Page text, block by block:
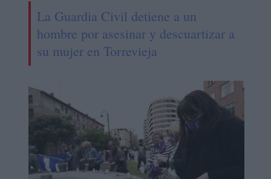
La Guardia Civil detiene a un
hombre por asesinar y descuartizar a
su mujer en Torrevieja